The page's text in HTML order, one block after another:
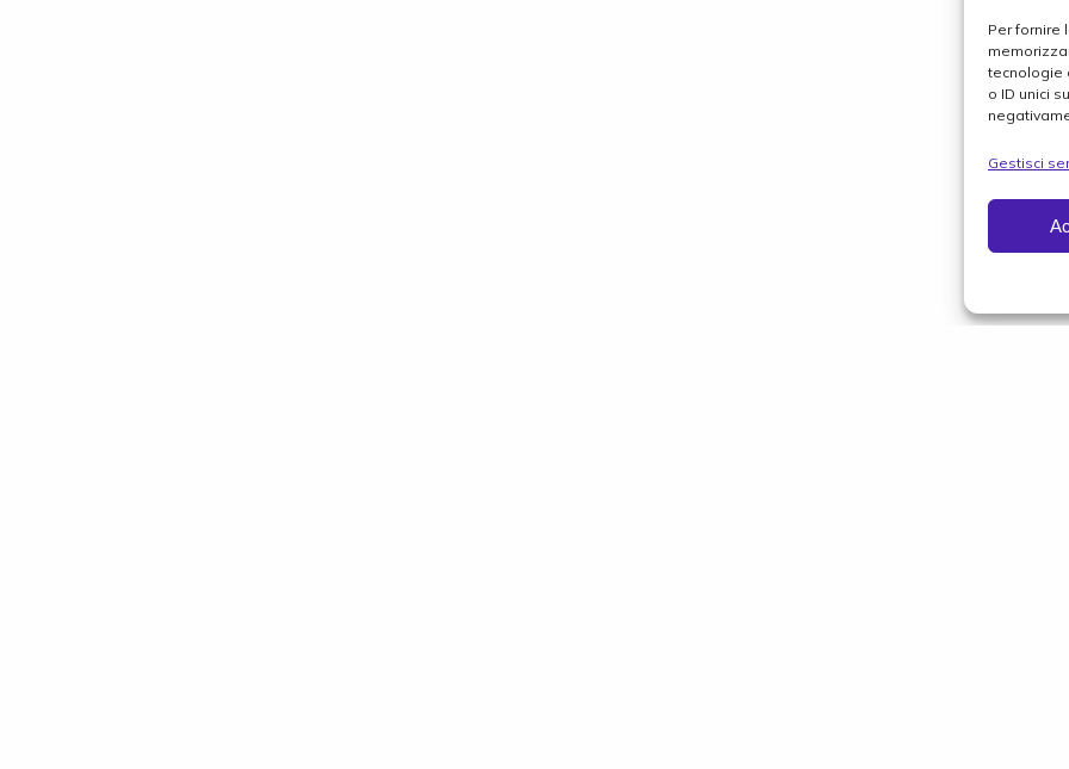
Per fornire
tecnologie
o ID unici
Gestisci